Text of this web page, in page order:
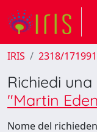
IRIS 2318/
Richiedi
"Martin
Nome del